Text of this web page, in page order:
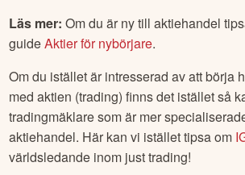
Läs mer: Om du är ny till aktiehandel
guideAktier för nybörjare.
Om du istället är intresserad av att börja
med aktien (trading) finns det istället så
tradingmäklare som är mer
aktiehandel. Här kan vi istället tipsa om
världsledande inom just trading!